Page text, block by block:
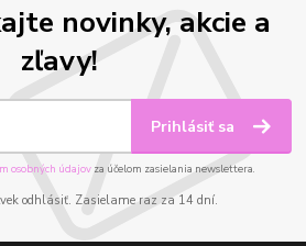
novinky, akcie a
zľavy!
Prihlásiť sa
osobných údajov za účelom zasielania newslettera.
odhlásiť. Zasielame raz za 14 dní.